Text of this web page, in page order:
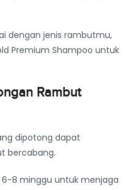
dengan jenis rambutmu,
Premium Shampoo untuk
Rambut
dipotong dapat
bercabang.
6-8 minggu untuk menjaga